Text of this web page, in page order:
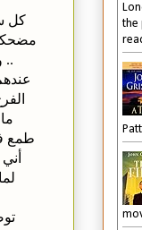
كل
..
طمع
the